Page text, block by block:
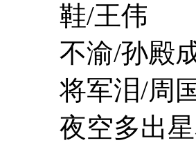
鞋/王伟
不渝/孙殿
将军泪/周
夜空多出星